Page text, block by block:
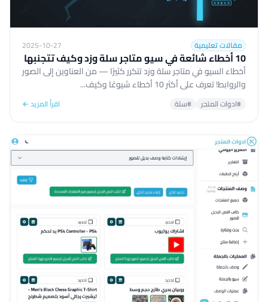
مقالات تعليمية 2025-10-27
10 أخطاء شائعة في سيو متاجر سلة وزد وكيف تتجنبها
أخطاء السيو في متاجر سلة وزد تتكرر كثيرًا — من العناوين إلى الصور
والروابط! تعرف على أكثر 10 أخطاء شيوعًا وكيف...
#ادوات المتجر #سلة اقرأ المزيد ←